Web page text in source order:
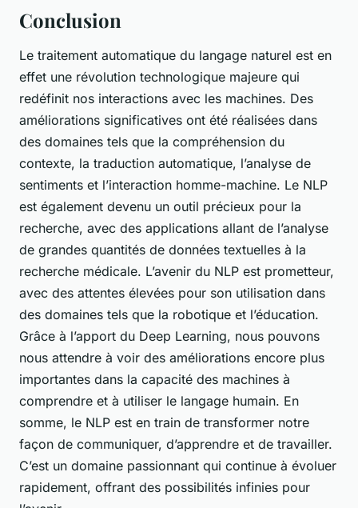
Conclusion
Le traitement automatique du langage naturel est en
effet une révolution technologique majeure qui
redéfinit nos interactions avec les machines. Des
améliorations significatives ont été réalisées dans
des domaines tels que la compréhension du
contexte, la traduction automatique, l’analyse de
sentiments et l’interaction homme-machine. Le NLP
est également devenu un outil précieux pour la
recherche, avec des applications allant de l’analyse
de grandes quantités de données textuelles à la
recherche médicale. L’avenir du NLP est prometteur,
avec des attentes élevées pour son utilisation dans
des domaines tels que la robotique et l’éducation.
Grâce à l’apport du Deep Learning, nous pouvons
nous attendre à voir des améliorations encore plus
importantes dans la capacité des machines à
comprendre et à utiliser le langage humain. En
somme, le NLP est en train de transformer notre
façon de communiquer, d’apprendre et de travailler.
C’est un domaine passionnant qui continue à évoluer
rapidement, offrant des possibilités infinies pour